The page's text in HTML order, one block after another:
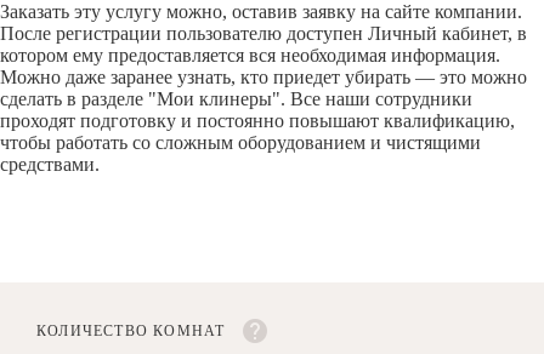
Заказать эту услугу можно, оставив заявку на сайте компании.
После регистрации пользователю доступен Личный кабинет, в
котором ему предоставляется вся необходимая информация.
Можно даже заранее узнать, кто приедет убирать — это можно
сделать в разделе "Мои клинеры". Все наши сотрудники
проходят подготовку и постоянно повышают квалификацию,
чтобы работать со сложным оборудованием и чистящими
средствами.
КОЛИЧЕСТВО КОМНАТ